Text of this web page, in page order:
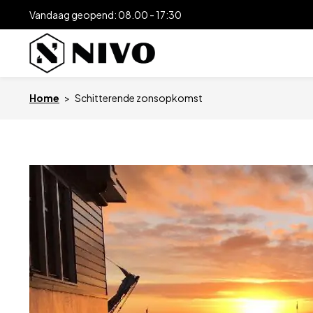
Vandaag geopend: 08.00 - 17:30
Home > Schitterende zonsopkomst